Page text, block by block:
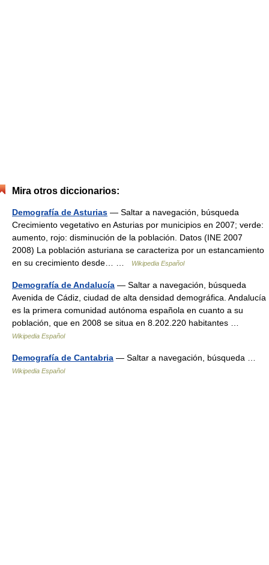
Mira otros diccionarios:
Demografía de Asturias — Saltar a navegación, búsqueda
Crecimiento vegetativo en Asturias por municipios en 2007; verde:
aumento, rojo: disminución de la población. Datos (INE 2007
2008) La población asturiana se caracteriza por un estancamiento
en su crecimiento desde… …
Wikipedia Español
Demografía de Andalucía — Saltar a navegación, búsqueda
Avenida de Cádiz, ciudad de alta densidad demográfica. Andalucía
es la primera comunidad autónoma española en cuanto a su
población, que en 2008 se situa en 8.202.220 habitantes …
Wikipedia Español
Demografía de Cantabria — Saltar a navegación, búsqueda …
Wikipedia Español